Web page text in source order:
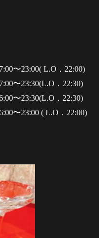
〜23:00( L.O．22:00)
23:30(L.O．22:30)
23:30(L.O．22:30)
〜23:00 ( L.O．22:00)